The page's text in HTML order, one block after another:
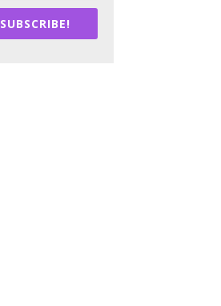
SUBSCRIBE!